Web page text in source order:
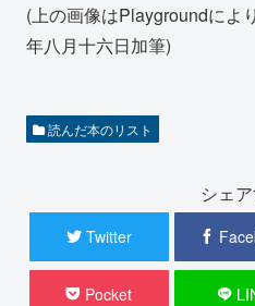
(上の画像はPlaygroundによ
年八月十六日加筆)
読んだ本のリスト
シェ
Twitter
Pocket